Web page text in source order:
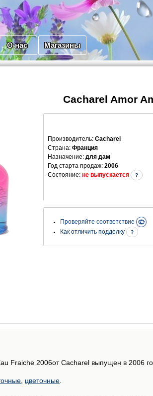
О нас Магазины
Cacharel Amor
Производитель: Cacharel
Страна: Франция
Назначение: для дам
Год старта продаж: 2006
Состояние: не выпускается ?
Проверяйте соответствие
Как отличить подделку
?
Fraiche 2006от Cacharel выпущен в 2006
цветочные